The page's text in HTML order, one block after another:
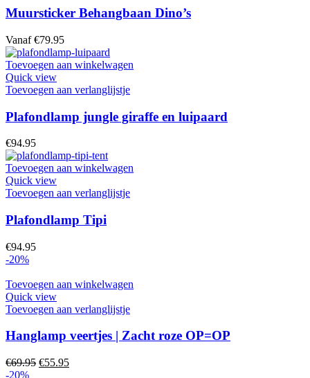
Muursticker Behangbaan Dino’s
Vanaf €79.95
Toevoegen aan winkelwagen
Quick view
Toevoegen aan verlanglijstje
Plafondlamp jungle giraffe en luipaard
€94.95
Toevoegen aan winkelwagen
Quick view
Toevoegen aan verlanglijstje
Plafondlamp Tipi
€94.95
-20%
Toevoegen aan winkelwagen
Quick view
Toevoegen aan verlanglijstje
Hanglamp veertjes | Zacht roze OP=OP
€69.95 €55.95
-20%